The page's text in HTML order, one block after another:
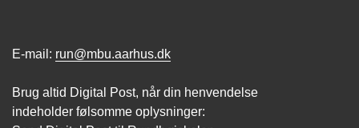
E-mail: run@mbu.aarhus.dk
Brug altid Digital Post, når din henvendelse
indeholder følsomme oplysninger: